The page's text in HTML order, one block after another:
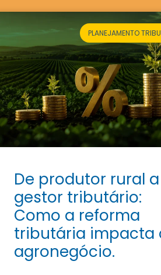
PLANEJAMENTO
De produtor rural a
gestor tributário:
Como a reforma
tributária impacta
agronegócio.